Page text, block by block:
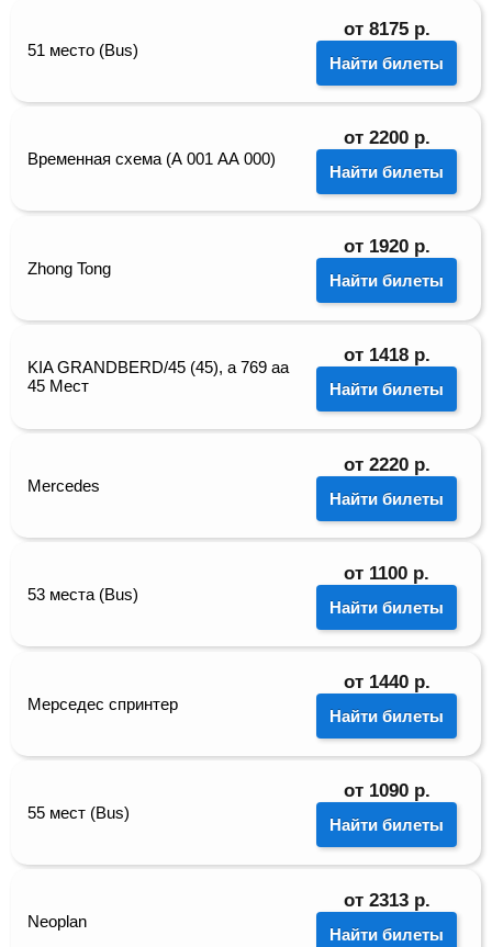
51 место (Bus)
от 8175 р.
Найти билеты
Временная схема (А 001 АА 000)
от 2200 р.
Найти билеты
Zhong Tong
от 1920 р.
Найти билеты
KIA GRANDBERD/45 (45), а 769 аа
45 Мест
от 1418 р.
Найти билеты
Mercedes
от 2220 р.
Найти билеты
53 места (Bus)
от 1100 р.
Найти билеты
Мерседес спринтер
от 1440 р.
Найти билеты
55 мест (Bus)
от 1090 р.
Найти билеты
Neoplan
от 2313 р.
Найти билеты